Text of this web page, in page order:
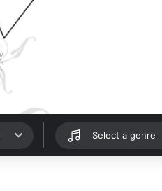
Select a genre